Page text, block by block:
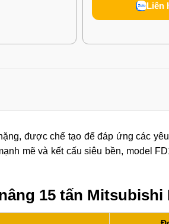
Liên
được chế tạo để đáp ứng các
mẽ và kết cấu siêu bền, model
15 tấn Mitsubishi